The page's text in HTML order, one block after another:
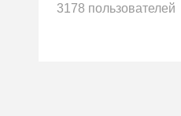
3178 пользователей